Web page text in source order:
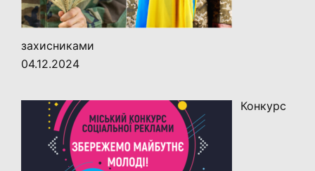
захисниками
04.12.2024
Конкурс